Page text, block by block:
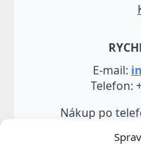
E-mail:
Telefon:
Nákup po